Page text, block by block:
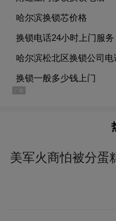
人驾驶航空器，
驶航空器。
凤凰网广东发自东
“特别声明：以上作品
频)为凤凰网旗下自
布，本平台仅提供信
美军火商怕被分蛋